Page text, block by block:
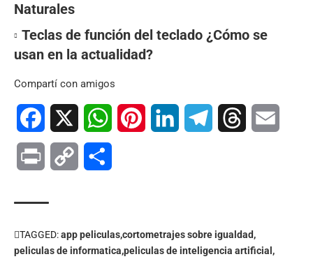
Naturales
Teclas de función del teclado ¿Cómo se
usan en la actualidad?
Compartí con amigos
Facebook WhatsAppPinterest LinkedIn TelegramThreads
Print Copy
TAGGED:app peliculascortometrajes sobre igualdad
peliculas de informatica peliculas de inteligencia artificial